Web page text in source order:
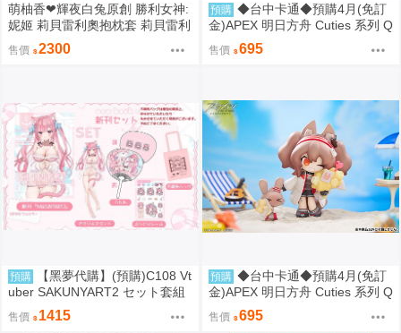
萌柚香❤輝夜白兔原創 勝利女神:
妮姬 莉貝雷利奧抱枕套 莉貝雷利
奧等身抱枕套 莉貝雷利奧枕頭套
莉貝雷利奧枕套 動漫等身抱枕套
售價 2300
預購 ◆台中卡通◆預購4月(免訂
金)APEX 明日方舟 Cuties 系列 Q
版 龍舌蘭 1003
售價 695
預購
【黑夢代購】(預購)C108 Vt
uber SAKUNYART2 セット套組
社團名:シトロン庭園 繪師:おこ
しろ
售價 1415
預購 ◆台中卡通◆預購4月(免訂
金)APEX 明日方舟 Cuties 系列 Q
版 安潔莉娜 1003
售價 695